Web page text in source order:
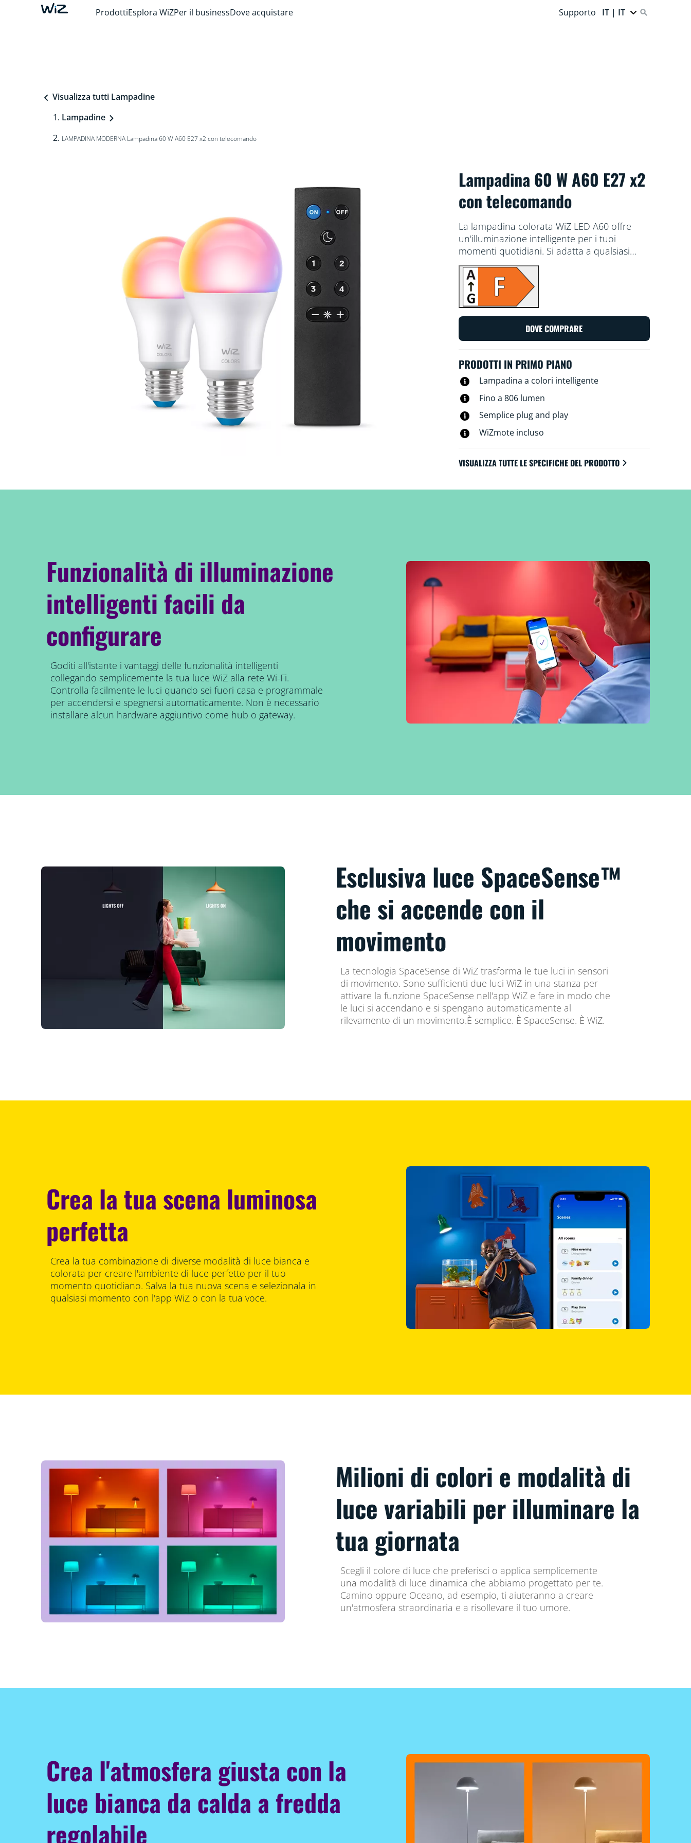
ProdottiEsplora WiZPer il businessDove acquistare Supporto IT | IT
Visualizza tutti Lampadine
Lampadine
LAMPADINA MODERNA Lampadina 60 W A60 E27 x2 con telecomando
Lampadina 60 W A60 E27 x2
con telecomando
La lampadina colorata WiZ LED A60 offre
un'illuminazione intelligente per i tuoi
momenti quotidiani. Si adatta a qualsiasi
paralume per creare l'atmosfera che desideri
con 16 milioni di colori, oltre alla luce bianca
da fredda a calda. Puoi programmare le luci
affinché si accendano e spengano in base
controllarle con lo smartphone o con la voce
e avere accesso da remoto alle luci anche
al tuo router Wi-Fi esistente e non
richiedono alcun hardware aggiuntivo.
DOVE COMPRARE
PRODOTTI IN PRIMO PIANO
Lampadina a colori intelligente
Fino a 806 lumen
Semplice plug and play
WiZmote incluso
VISUALIZZA TUTTE LE SPECIFICHE DEL PRODOTTO
Funzionalità di illuminazione
intelligenti facili da
configurare
Goditi all'istante i vantaggi delle funzionalità intelligenti
collegando semplicemente la tua luce WiZ alla rete Wi-Fi.
Controlla facilmente le luci quando sei fuori casa e programmale
per accendersi e spegnersi automaticamente. Non è necessario
installare alcun hardware aggiuntivo come hub o gateway.
Esclusiva luce SpaceSense™
che si accende con il
movimento
La tecnologia SpaceSense di WiZ trasforma le tue luci in sensori
di movimento. Sono sufficienti due luci WiZ in una stanza per
attivare la funzione SpaceSense nell'app WiZ e fare in modo che
le luci si accendano e si spengano automaticamente al
rilevamento di un movimento.È semplice. È SpaceSense. È WiZ.
Crea la tua scena luminosa
perfetta
Crea la tua combinazione di diverse modalità di luce bianca e
colorata per creare l'ambiente di luce perfetto per il tuo
momento quotidiano. Salva la tua nuova scena e selezionala in
qualsiasi momento con l'app WiZ o con la tua voce.
Milioni di colori e modalità di
luce variabili per illuminare la
tua giornata
Scegli il colore di luce che preferisci o applica semplicemente
una modalità di luce dinamica che abbiamo progettato per te.
Camino oppure Oceano, ad esempio, ti aiuteranno a creare
un'atmosfera straordinaria e a risollevare il tuo umore.
Crea l'atmosfera giusta con la
luce bianca da calda a fredda
regolabile